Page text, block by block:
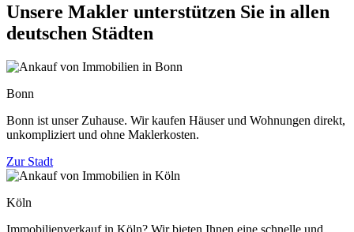
Unsere Makler unterstützen Sie in allen
deutschen Städten
Bonn
Bonn ist unser Zuhause. Wir kaufen Häuser und Wohnungen direkt,
unkompliziert und ohne Maklerkosten.
Zur Stadt
Köln
Immobilienverkauf in Köln? Wir bieten Ihnen eine schnelle und